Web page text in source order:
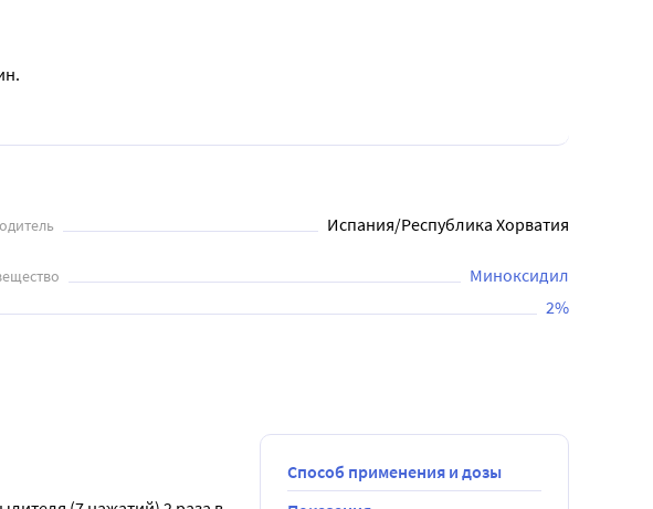
Испания/Республика Хорватия
Миноксидил
2%
Способ применения и дозы